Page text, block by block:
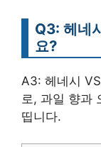
Q3: 헤네
요?
A3: 헤네시
로, 과일 향과
띱니다.